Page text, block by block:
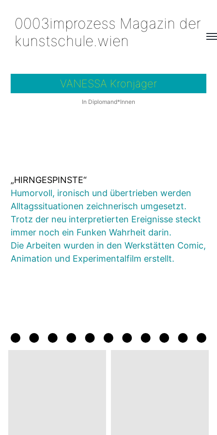
0003improzess Magazin der
kunstschule.wien
VANESSA Kronjäger
In Diplomand*Innen
„HIRNGESPINSTE“
Humorvoll, ironisch und übertrieben werden
Alltagssituationen zeichnerisch umgesetzt.
Trotz der neu interpretierten Ereignisse steckt
immer noch ein Funken Wahrheit darin.
Die Arbeiten wurden in den Werkstätten Comic,
Animation und Experimentalfilm erstellt.